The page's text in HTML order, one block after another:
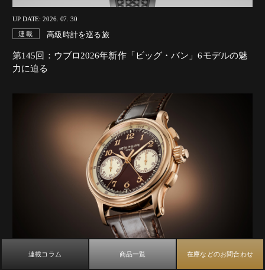
UP DATE: 2026. 07. 30
連載 高級時計を巡る旅
第145回：ウブロ2026年新作「ビッグ・バン」6モデルの魅
力に迫る
連載コラム 商品一覧 在庫などのお問合わせ